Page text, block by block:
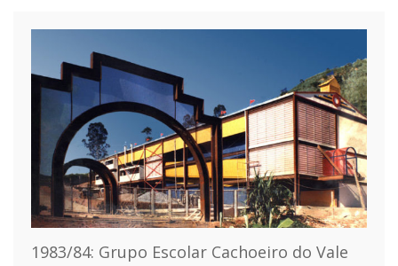
1983/84: Grupo Escolar Cachoeiro do Vale